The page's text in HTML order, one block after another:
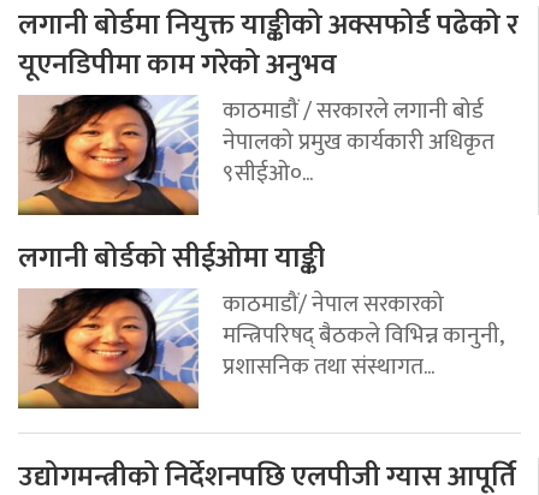
लगानी बोर्डमा नियुक्त याङ्कीको अक्सफोर्ड पढेको र
यूएनडिपीमा काम गरेको अनुभव
काठमाडौं / सरकारले लगानी बोर्ड
नेपालको प्रमुख कार्यकारी अधिकृत
९सीईओ०...
लगानी बोर्डको सीईओमा याङ्की
काठमाडौं/ नेपाल सरकारको
मन्त्रिपरिषद् बैठकले विभिन्न कानुनी,
प्रशासनिक तथा संस्थागत...
उद्योगमन्त्रीको निर्देशनपछि एलपीजी ग्यास आपूर्ति